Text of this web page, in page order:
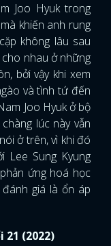
Joo Hyuk trong
khiến anh rung
không lâu sau
nhau ở những
bởi vậy khi xem
và tình tứ đến
Joo Hyuk ở bộ
lúc này vẫn
ở trên, vì khi đó
Lee Sung Kyung
ứng hoá học
giá là ổn áp
21 (2022)